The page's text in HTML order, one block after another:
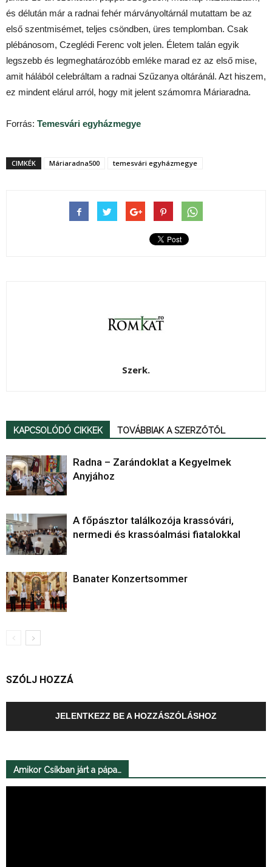
és délután már a radnai fehér márványoltárnál mutattam be az
első szentmisémet, teljes csöndben, üres templomban. Csak
plébánosom, Czeglédi Ferenc volt jelen. Életem talán egyik
legszebb és legmeghatározóbb emléke marad ez az első mise,
amit hálából celebráltam a radnai Szűzanya oltáránál. Azt hiszem,
ez mindent elárul arról, hogy mit jelent számomra Máriaradna.
Forrás: Temesvári egyházmegye
CIMKÉK Máriaradna500 temesvári egyházmegye
Szerk.
KAPCSOLÓDÓ CIKKEK TOVÁBBIAK A SZERZŐTŐL
Radna – Zarándoklat a Kegyelmek
Anyjához
A főpásztor találkozója krassóvári,
nermedi és krassóalmási fiatalokkal
Banater Konzertsommer
SZÓLJ HOZZÁ
JELENTKEZZ BE A HOZZÁSZÓLÁSHOZ
Amikor Csíkban járt a pápa…